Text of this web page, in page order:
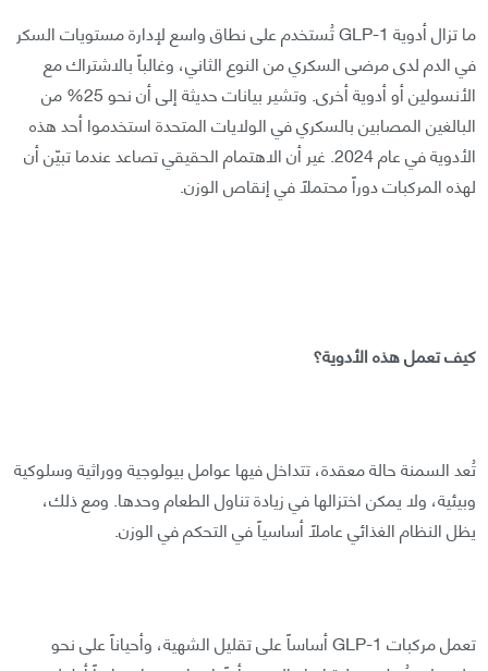
ما تزال أدوية GLP-1 تُستخدم على نطاق واسع لإدارة مستويات السكر
في الدم لدى مرضى السكري من النوع الثاني، وغالباً بالاشتراك مع
الأنسولين أو أدوية أخرى. وتشير بيانات حديثة إلى أن نحو 25% من
البالغين المصابين بالسكري في الولايات المتحدة استخدموا أحد هذه
الأدوية في عام 2024. غير أن الاهتمام الحقيقي تصاعد عندما تبيّن أن
لهذه المركبات دوراً محتملاً في إنقاص الوزن.
كيف تعمل هذه الأدوية؟
تُعد السمنة حالة معقدة، تتداخل فيها عوامل بيولوجية ووراثية وسلوكية
وبيئية، ولا يمكن اختزالها في زيادة تناول الطعام وحدها. ومع ذلك،
يظل النظام الغذائي عاملاً أساسياً في التحكم في الوزن.
تعمل مركبات GLP-1 أساساً على تقليل الشهية، وأحياناً على نحو